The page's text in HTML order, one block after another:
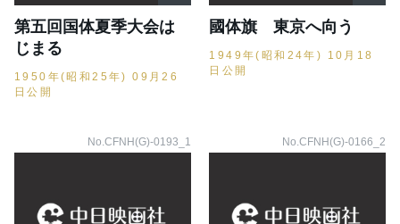
第五回国体夏季大会は
じまる
1950年(昭和25年) 09月26
日公開
國体旗 東京へ向う
1949年(昭和24年) 10月18
日公開
No.CFNH(G)-0193_1 No.CFNH(G)-0166_2